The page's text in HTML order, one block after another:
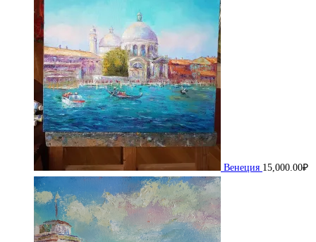
Венеция 15,000.00₽